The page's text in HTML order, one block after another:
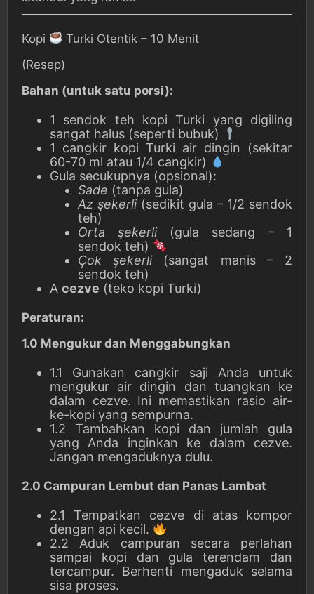
Kopi
Turki Otentik – 10 Menit
(Resep)
Bahan (untuk satu porsi):
1 sendok teh kopi Turki yang digiling
sangat halus (seperti bubuk)
1 cangkir kopi Turki air dingin (sekitar
60-70 ml atau 1/4 cangkir)
Gula secukupnya (opsional):
Sade (tanpa gula)
Az şekerli(sedikit gula – 1/2 sendok
teh)
Orta şekerli(gula sedang – 1
sendok teh)
Çok şekerli(sangat manis – 2
sendok teh)
A cezve (teko kopi Turki)
Peraturan:
1.0 Mengukur dan Menggabungkan
1.1 Gunakan cangkir saji Anda untuk
mengukur air dingin dan tuangkan ke
dalam cezve. Ini memastikan rasio air-
ke-kopi yang sempurna.
1.2 Tambahkan kopi dan jumlah gula
yang Anda inginkan ke dalam cezve.
Jangan mengaduknya dulu.
2.0 Campuran Lembut dan Panas Lambat
2.1 Tempatkan cezve di atas kompor
dengan api kecil.
2.2 Aduk campuran secara perlahan
sampai kopi dan gula terendam dan
tercampur. Berhenti mengaduk selama
sisa proses.